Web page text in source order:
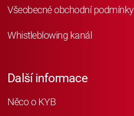
Všeobecné obchodní podmínky
Whistleblowing kanál
Další informace
Něco o KYB